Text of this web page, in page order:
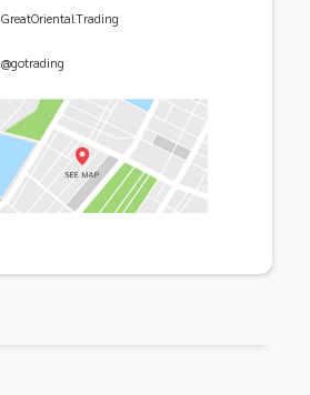
GreatOrientalTrading
@gotrading